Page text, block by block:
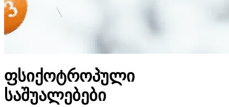
ფსიქოტროპული
საშუალებები